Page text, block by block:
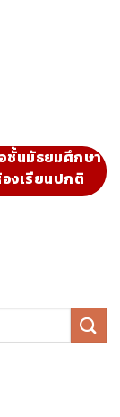
ชั้นมัธยมศึกษา
องเรียนปกติ